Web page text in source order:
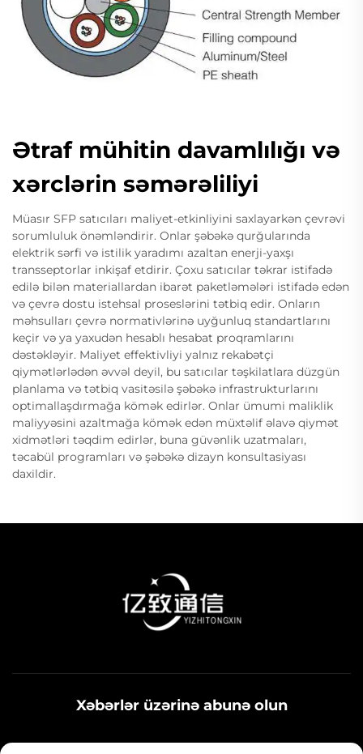
Ətraf mühitin davamlılığı və
xərclərin səmərəliliyi
Müasır SFP satıcıları maliyet-etkinliyini saxlayarkən çevrəvi
sorumluluk önəmləndirir. Onlar şəbəkə qurğularında
elektrik sərfi və istilik yaradımı azaltan enerji-yaxşı
transseptorlar inkişaf etdirir. Çoxu satıcılar təkrar istifadə
edilə bilən materiallardan ibarət paketləmələri istifadə edən
və çevrə dostu istehsal proseslərini tətbiq edir. Onların
məhsulları çevrə normativlərinə uyğunluq standartlarını
keçir və ya yaxudən hesablı hesabat proqramlarını
dəstəkləyir. Maliyet effektivliyi yalnız rekabətçi
qiymətlərlədən əvvəl deyil, bu satıcılar təşkilatlara düzgün
planlama və tətbiq vasitəsilə şəbəkə infrastrukturlarını
optimallaşdırmağa kömək edirlər. Onlar ümumi maliklik
maliyyəsini azaltmağa kömək edən müxtəlif əlavə qiymət
xidmətləri təqdim edirlər, buna güvənlik uzatmaları,
təcabül programları və şəbəkə dizayn konsultasiyası
daxildir.
Xəbərlər üzərinə abunə olun